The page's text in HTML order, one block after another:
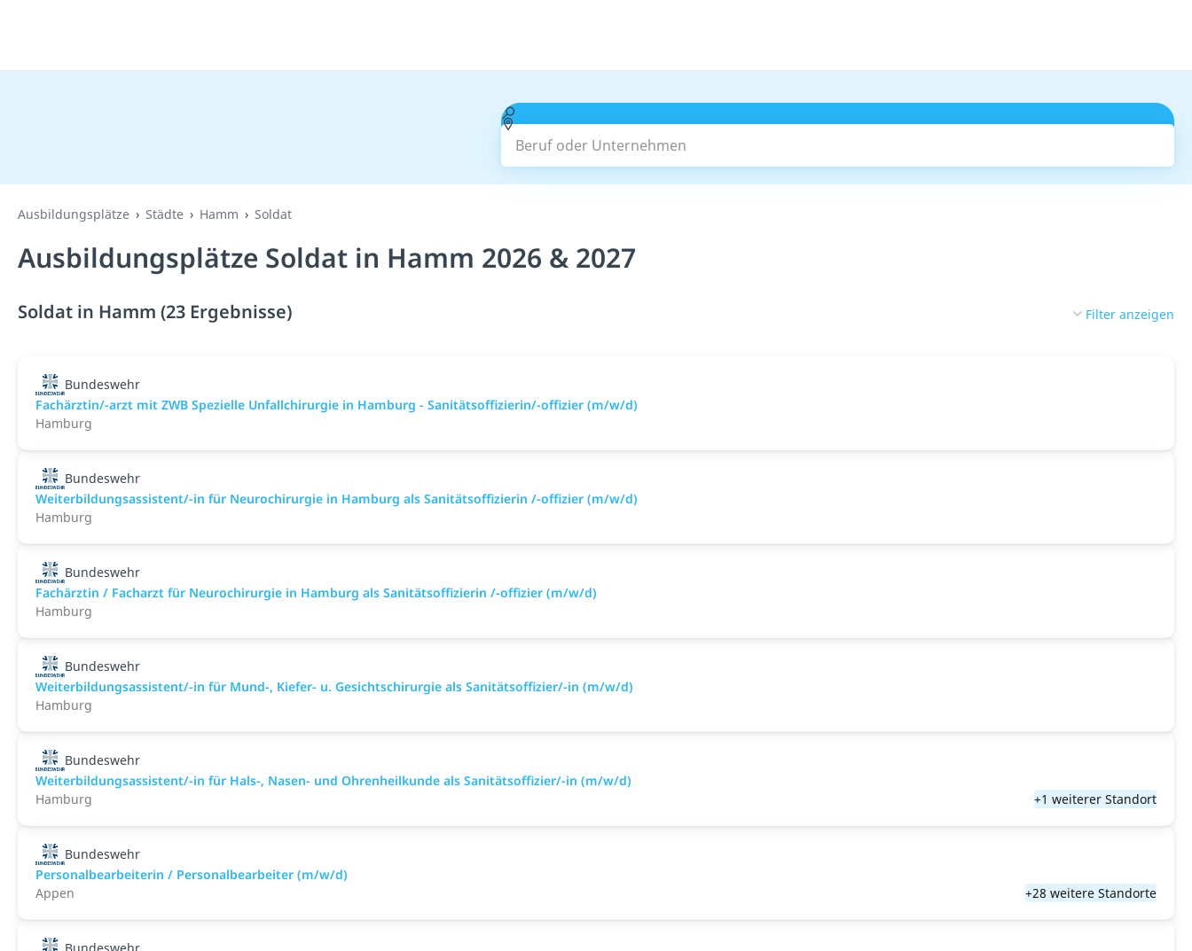
Beruf oder Unternehmen
Ausbildungsplätze Städte Hamm Soldat
Ausbildungsplätze Soldat in Hamm 2026 & 2027
Soldat in Hamm (23 Ergebnisse) Filter anzeigen
Bundeswehr
Fachärztin/-arzt mit ZWB Spezielle Unfallchirurgie in Hamburg - Sanitätsoffizierin/-offizier (m/w/d)
Hamburg
Bundeswehr
Weiterbildungsassistent/-in für Neurochirurgie in Hamburg als Sanitätsoffizierin /-offizier (m/w/d)
Hamburg
Bundeswehr
Fachärztin / Facharzt für Neurochirurgie in Hamburg als Sanitätsoffizierin /-offizier (m/w/d)
Hamburg
Bundeswehr
Weiterbildungsassistent/-in für Mund-, Kiefer- u. Gesichtschirurgie als Sanitätsoffizier/-in (m/w/d)
Hamburg
Bundeswehr
Weiterbildungsassistent/-in für Hals-, Nasen- und Ohrenheilkunde als Sanitätsoffizier/-in (m/w/d)
Hamburg
+1 weiterer Standort
Bundeswehr
Personalbearbeiterin / Personalbearbeiter (m/w/d)
Appen
+28 weitere Standorte